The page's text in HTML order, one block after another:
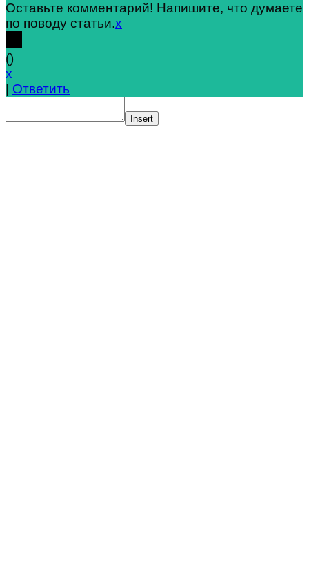
Оставьте комментарий! Напишите, что думаете
по поводу статьи.x
()
x
Ответить
Insert